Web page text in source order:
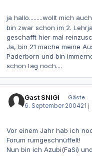
ja hallo.........wollt mich
bin zwar schon im 2.
geschafft hier mal
Ja, bin 21 mache meine
Paderborn und bin
schön tag noch....
Gast SNIGI
Gäste
6. September 200421 j
Vor einem Jahr hab ich
Forum rumgeschnüffelt!
Nun bin ich Azubi(FaSi)